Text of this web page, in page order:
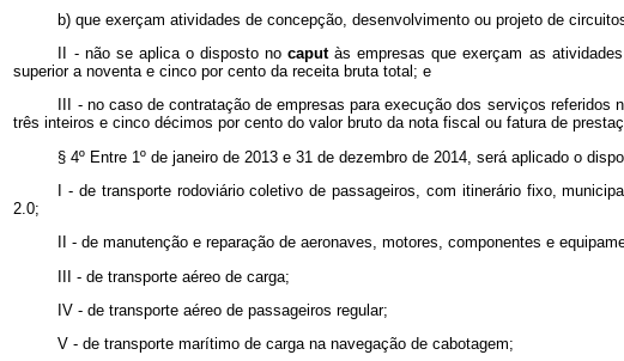
b) que exerçam atividades de concepção, desenvolvimento ou projeto de
II - não se aplica o disposto nocaputàs empresas que exerçam as
superior a noventa e cinco por cento da receita bruta total; e
III - no caso de contratação de empresas para execução dos serviços
três inteiros e cinco décimos por cento do valor bruto da nota fiscal ou fatura de
§ 4º Entre 1º de janeiro de 2013 e 31 de dezembro de 2014, será aplicado o
I - de transporte rodoviário coletivo de passageiros, com itinerário fixo,
2.0;
II - de manutenção e reparação de aeronaves, motores, componentes e
III - de transporte aéreo de carga;
IV - de transporte aéreo de passageiros regular;
V - de transporte marítimo de carga na navegação de cabotagem;